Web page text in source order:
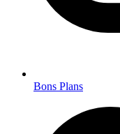
Bons Plans